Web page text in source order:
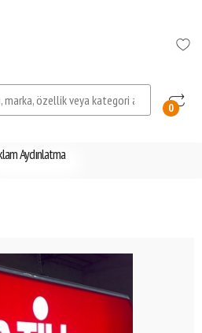
0
Aydınlatma